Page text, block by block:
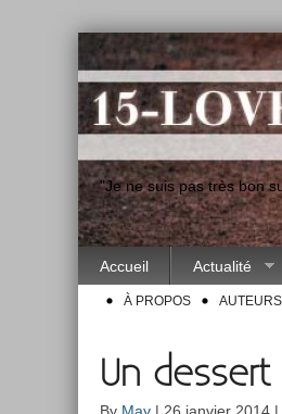
"Je ne suis pas très bon
Accueil Actualité
À PROPOS AUTEURS
Un